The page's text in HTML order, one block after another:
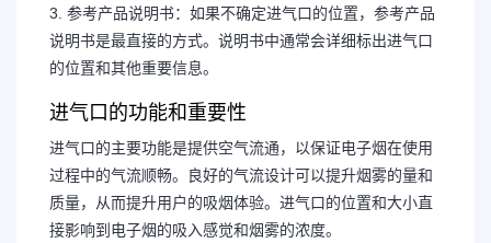
3. 参考产品说明书：如果不确定进气口的位置，参考产品
说明书是最直接的方式。说明书中通常会详细标出进气口
的位置和其他重要信息。
进气口的功能和重要性
进气口的主要功能是提供空气流通，以保证电子烟在使用
过程中的气流顺畅。良好的气流设计可以提升烟雾的量和
质量，从而提升用户的吸烟体验。进气口的位置和大小直
接影响到电子烟的吸入感觉和烟雾的浓度。